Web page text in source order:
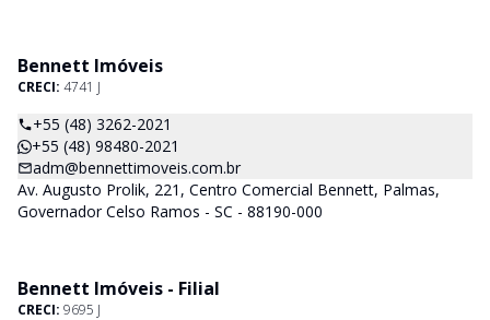
Bennett Imóveis
CRECI: 4741 J
+55 (48) 3262-2021
+55 (48) 98480-2021
adm@bennettimoveis.com.br
Av. Augusto Prolik, 221, Centro Comercial Bennett, Palmas,
Governador Celso Ramos - SC - 88190-000
Bennett Imóveis - Filial
CRECI: 9695 J